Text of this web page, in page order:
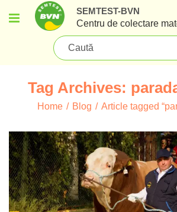
SEMTEST-BVN
Centru de colectare
Tag Archives:
Home Blog Article tagged